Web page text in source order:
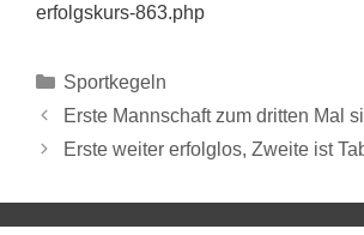
erfolgskurs-863.php
Sportkegeln
Erste Mannschaft zum dritten Mal
Erste weiter erfolglos, Zweite ist